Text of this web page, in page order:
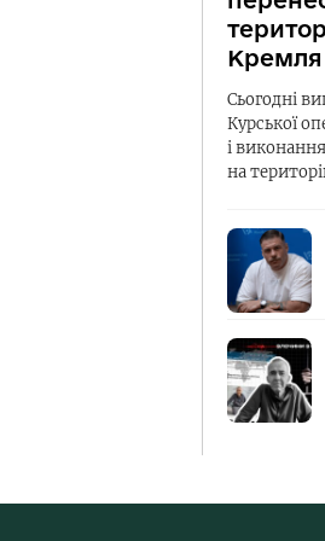
Кремля
Сьогодні
Курської
і
на